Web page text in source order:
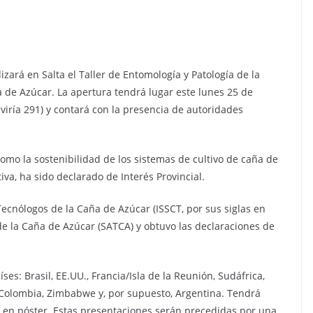
en Salta el Taller de Entomología y Patología de la
Azúcar. La apertura tendrá lugar este lunes 25 de
291) y contará con la presencia de autoridades
la sostenibilidad de los sistemas de cultivo de caña de
ha sido declarado de Interés Provincial.
de la Caña de Azúcar (ISSCT, por sus siglas en
Caña de Azúcar (SATCA) y obtuvo las declaraciones de
Brasil, EE.UU., Francia/Isla de la Reunión, Sudáfrica,
Zimbabwe y, por supuesto, Argentina. Tendrá